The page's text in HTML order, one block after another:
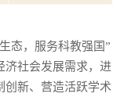
态，服务科教强国”
济社会发展需求，进
创新、营造活跃学术